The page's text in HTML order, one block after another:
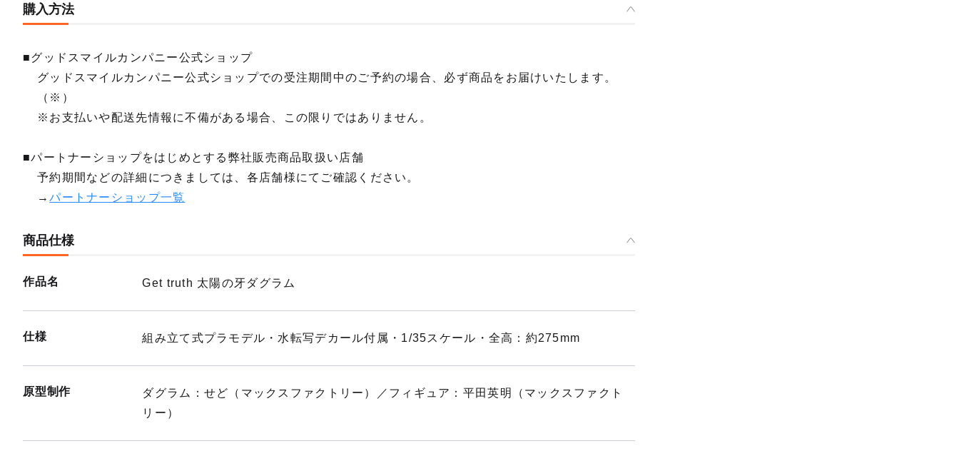
購入方法
■グッドスマイルカンパニー公式ショップ
グッドスマイルカンパニー公式ショップでの受注期間中のご予約の場合、必ず商品をお届けいたします。
（※）
※お支払いや配送先情報に不備がある場合、この限りではありません。
■パートナーショップをはじめとする弊社販売商品取扱い店舗
予約期間などの詳細につきましては、各店舗様にてご確認ください。
→パートナーショップ一覧
商品仕様
作品名 Get truth 太陽の牙ダグラム
仕様 組み立て式プラモデル・水転写デカール付属・1/35スケール・全高：約275mm
原型制作
ダグラム：せど（マックスファクトリー）／フィギュア：平田英明（マックスファクト
リー）